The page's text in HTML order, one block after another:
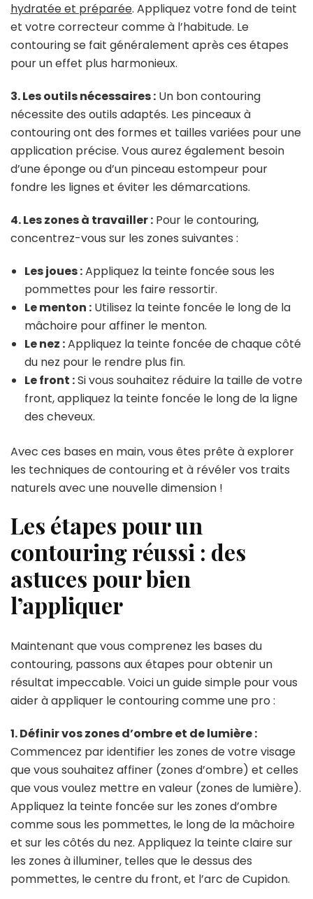
hydratée et préparée. Appliquez votre fond de teint
et votre correcteur comme à l’habitude. Le
contouring se fait généralement après ces étapes
pour un effet plus harmonieux.
3. Les outils nécessaires : Un bon contouring
nécessite des outils adaptés. Les pinceaux à
contouring ont des formes et tailles variées pour une
application précise. Vous aurez également besoin
d’une éponge ou d’un pinceau estompeur pour
fondre les lignes et éviter les démarcations.
4. Les zones à travailler : Pour le contouring,
concentrez-vous sur les zones suivantes :
Les joues :Appliquez la teinte foncée sous les
pommettes pour les faire ressortir.
Le menton : Utilisez la teinte foncée le long de la
mâchoire pour affiner le menton.
Le nez :Appliquez la teinte foncée de chaque côté
du nez pour le rendre plus fin.
Le front :Si vous souhaitez réduire la taille de votre
front, appliquez la teinte foncée le long de la ligne
des cheveux.
Avec ces bases en main, vous êtes prête à explorer
les techniques de contouring et à révéler vos traits
naturels avec une nouvelle dimension !
Les étapes pour un
contouring réussi : des
astuces pour bien
l’appliquer
Maintenant que vous comprenez les bases du
contouring, passons aux étapes pour obtenir un
résultat impeccable. Voici un guide simple pour vous
aider à appliquer le contouring comme une pro :
1. Définir vos zones d’ombre et de lumière :
Commencez par identifier les zones de votre visage
que vous souhaitez affiner (zones d’ombre) et celles
que vous voulez mettre en valeur (zones de lumière).
Appliquez la teinte foncée sur les zones d’ombre
comme sous les pommettes, le long de la mâchoire
et sur les côtés du nez. Appliquez la teinte claire sur
les zones à illuminer, telles que le dessus des
pommettes, le centre du front, et l’arc de Cupidon.